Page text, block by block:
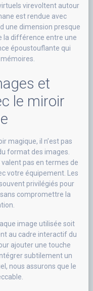
virevoltent autour
est rendue avec
une dimension presque
la différence entre une
époustouflante qui
et
le miroir
magique, il n’est pas
format des images.
pas en termes de
votre équipement. Les
privilégiés pour
compromettre la
image utilisée soit
au cadre interactif du
ajouter une touche
subtilement un
nous assurons que le